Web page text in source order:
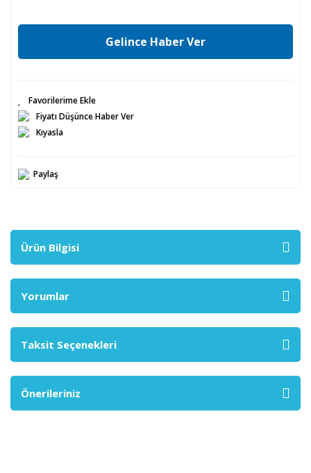
Gelince Haber Ver
Fiyatı Düşünce Haber Ver
Kıyasla
Paylaş
Ürün Bilgisi
Yorumlar
Taksit Seçenekleri
Önerileriniz